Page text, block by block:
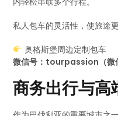
私人包车的灵活性，使旅途
奥格斯堡周边定制包车
微信号：tourpassion（微
商务出行与高